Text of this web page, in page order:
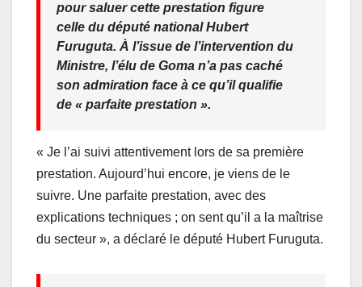
pour saluer cette prestation figure
celle du député national Hubert
Furuguta. À l’issue de l’intervention du
Ministre, l’élu de Goma n’a pas caché
son admiration face à ce qu’il qualifie
de « parfaite prestation ».
« Je l’ai suivi attentivement lors de sa première
prestation. Aujourd’hui encore, je viens de le
suivre. Une parfaite prestation, avec des
explications techniques ; on sent qu’il a la maîtrise
du secteur », a déclaré le député Hubert Furuguta.